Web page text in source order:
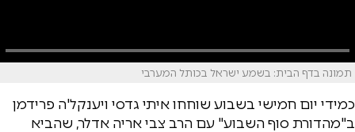
תמונה בדף הבית: בשמע ישראל בכותל המערבי
כמידי יום חמישי בשבוע שוחחו איתי גדסי ויענקל'ה פרידמן
ב"מהדורת סוף השבוע" עם הרב צבי אריה אדלר, שהביא